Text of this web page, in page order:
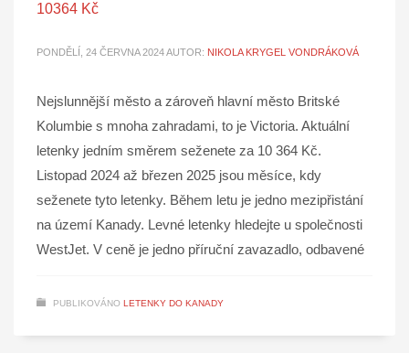
10364 Kč
PONDĚLÍ, 24 ČERVNA 2024AUTOR: NIKOLA KRYGEL VONDRÁKOVÁ
Nejslunnější město a zároveň hlavní město Britské
Kolumbie s mnoha zahradami, to je Victoria. Aktuální
letenky jedním směrem seženete za 10 364 Kč.
Listopad 2024 až březen 2025 jsou měsíce, kdy
seženete tyto letenky. Během letu je jedno mezipřistání
na území Kanady. Levné letenky hledejte u společnosti
WestJet. V ceně je jedno příruční zavazadlo, odbavené
PUBLIKOVÁNO LETENKY DO KANADY